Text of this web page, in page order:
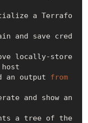
an output
from